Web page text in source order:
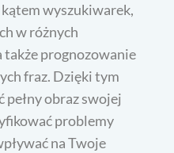
wyszukiwarek,
w różnych
także prognozowanie
fraz. Dzięki tym
pełny obraz swojej
problemy
na Twoje